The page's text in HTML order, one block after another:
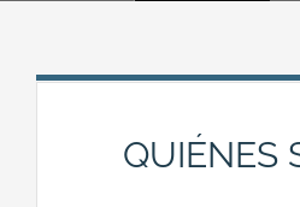
QUIÉNES